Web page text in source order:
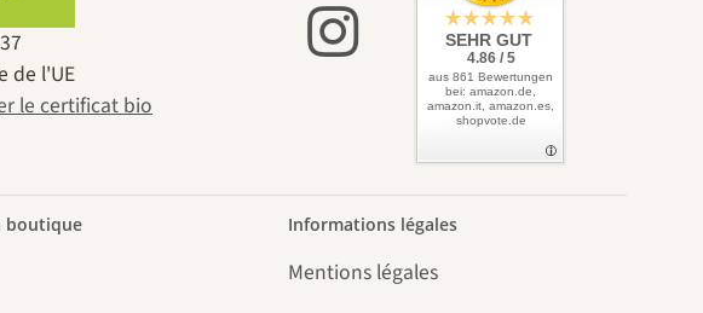
de l'UE
le certificat bio
SEHR GUT
4.86 / 5
aus 861 Bewertungen
bei: amazon.de,
amazon.it, amazon.es,
shopvote.de
boutique Informations légales
Mentions légales